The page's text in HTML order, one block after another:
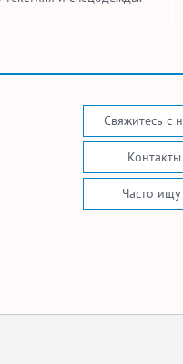
Свяжитесь с
Контакты
Часто